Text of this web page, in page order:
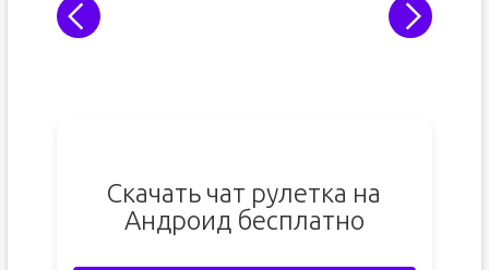
Скачать чат рулетка на
Андроид бесплатно